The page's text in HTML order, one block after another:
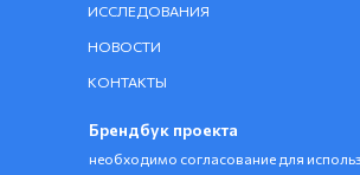
ИССЛЕДОВАНИЯ
КОНТАКТЫ
НОВОСТИ
Брендбук проекта
необходимо согласование для